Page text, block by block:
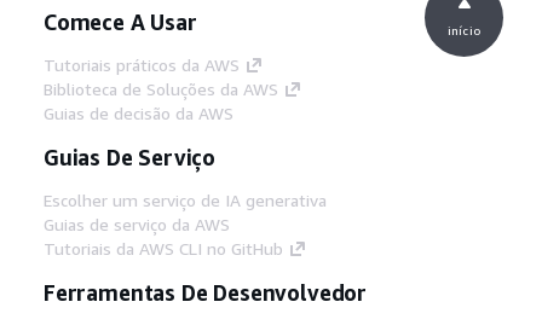
Comece A Usar
Tutoriais práticos da AWS
Biblioteca de Soluções da AWS
Guias de decisão da AWS
Guias De Serviço
Escolher um serviço de IA generativa
Guias de serviço da AWS
Tutoriais da AWS CLI no GitHub
Ferramentas De Desenvolvedor
início